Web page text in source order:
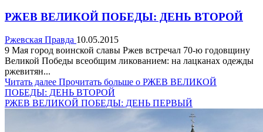
РЖЕВ ВЕЛИКОЙ ПОБЕДЫ: ДЕНЬ ВТОРОЙ
Ржевская Правда 10.05.2015
9 Мая город воинской славы Ржев встречал 70-ю годовщину
Великой Победы всеобщим ликованием: на лацканах одежды
ржевитян...
Читать далее Прочитать больше о РЖЕВ ВЕЛИКОЙ
ПОБЕДЫ: ДЕНЬ ВТОРОЙ
РЖЕВ ВЕЛИКОЙ ПОБЕДЫ: ДЕНЬ ПЕРВЫЙ